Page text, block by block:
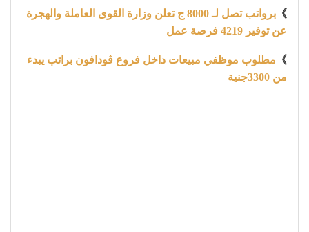
》
برواتب تصل لـ 8000 ج تعلن وزارة القوى العاملة والهجرة
عن توفير 4219 فرصة عمل
》 مطلوب موظفي مبيعات داخل فروع ڤودافون براتب يبدء
من 3300جنية